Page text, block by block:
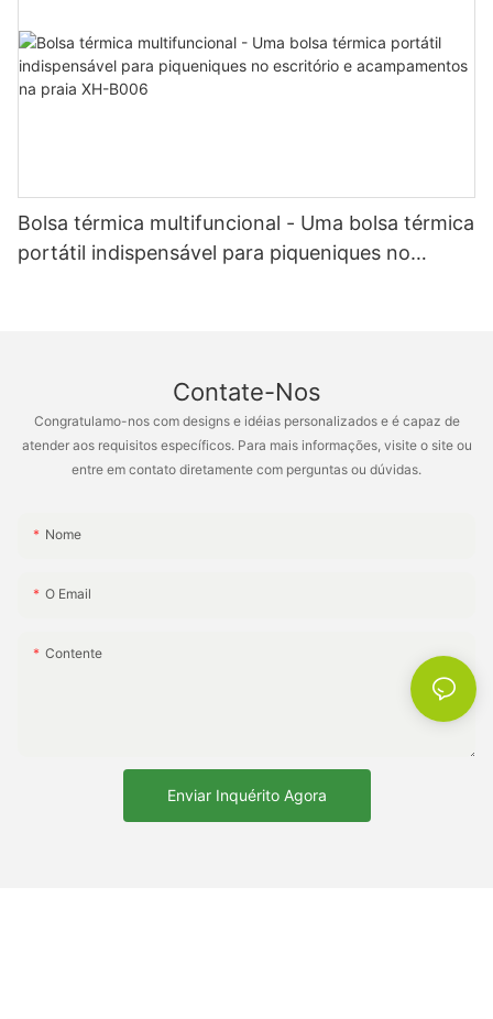
Bolsa térmica multifuncional - Uma bolsa térmica
portátil indispensável para piqueniques no
Contate-Nos
Congratulamo-nos com designs e idéias personalizados e é capaz de
atender aos requisitos específicos. Para mais informações, visite o site ou
entre em contato diretamente com perguntas ou dúvidas.
Nome
O Email
Contente
Enviar Inquérito Agora